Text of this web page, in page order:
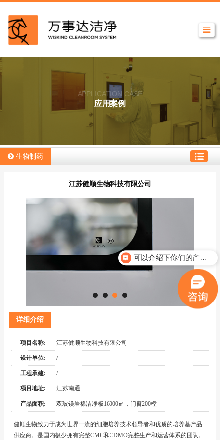
APPLICATION CASE
应用案例
生物制药
江苏健顺生物科技有限公司
详细介绍
项目名称: 江苏健顺生物科技有限公司
设计单位: /
工程承建: /
项目地址: 江苏南通
产品面积: 双玻镁岩棉洁净板16000㎡，门窗200樘
健顺生物致力于成为世界一流的细胞培养技术领导者和优质的培养基产品
供应商。是国内极少拥有完整CMC和CDMO完整生产和运营体系的团队。
可以介绍下你们的产品么？